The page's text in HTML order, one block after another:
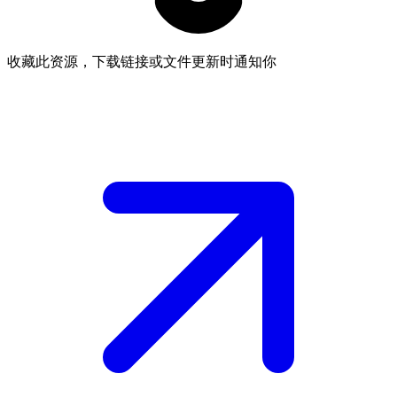
收藏此资源，下载链接或文件更新时通知你